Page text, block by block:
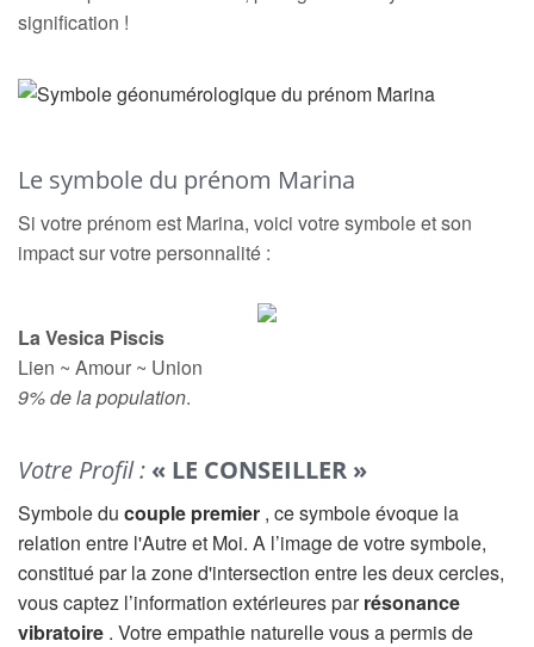
signification !
Le symbole du prénom Marina
Si votre prénom est Marina, voici votre symbole et son
impact sur votre personnalité :
La Vesica Piscis
Lien ~ Amour ~ Union
9% de la population.
Votre Profil : « LE CONSEILLER »
Symbole du couple premier , ce symbole évoque la
relation entre l'Autre et Moi. A l’image de votre symbole,
constitué par la zone d'intersection entre les deux cercles,
vous captez l’information extérieures parrésonance
vibratoire . Votre empathie naturelle vous a permis de